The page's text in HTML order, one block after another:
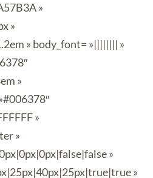
»
»
» body_font= »|||||||| »
»
»
»
»
»